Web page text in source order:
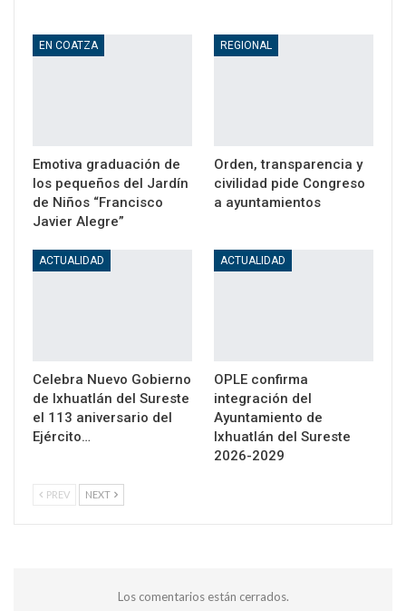
EN COATZA
Emotiva graduación de
los pequeños del Jardín
de Niños “Francisco
Javier Alegre”
REGIONAL
Orden, transparencia y
civilidad pide Congreso
a ayuntamientos
ACTUALIDAD
Celebra Nuevo Gobierno
de Ixhuatlán del Sureste
el 113 aniversario del
Ejército…
ACTUALIDAD
OPLE confirma
integración del
Ayuntamiento de
Ixhuatlán del Sureste
2026-2029
PREV NEXT
Los comentarios están cerrados.